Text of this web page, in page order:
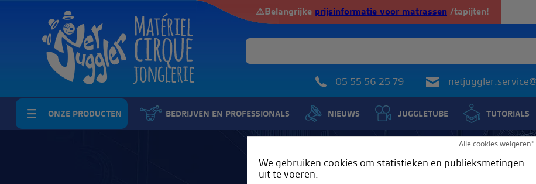
Alle cookies weigeren*
We gebruiken cookies om statistieken en publieksmetingen
uit te voeren.
⚠️Belangrijke prijsinformatie voor matrassen /tapijten!
05 55 56 25 79
ONZE PRODUCTEN BEDRIJVEN EN PROFESSIONALS NIEUWS JUGGLETUBE TUTORIALS
Compagnie Poly